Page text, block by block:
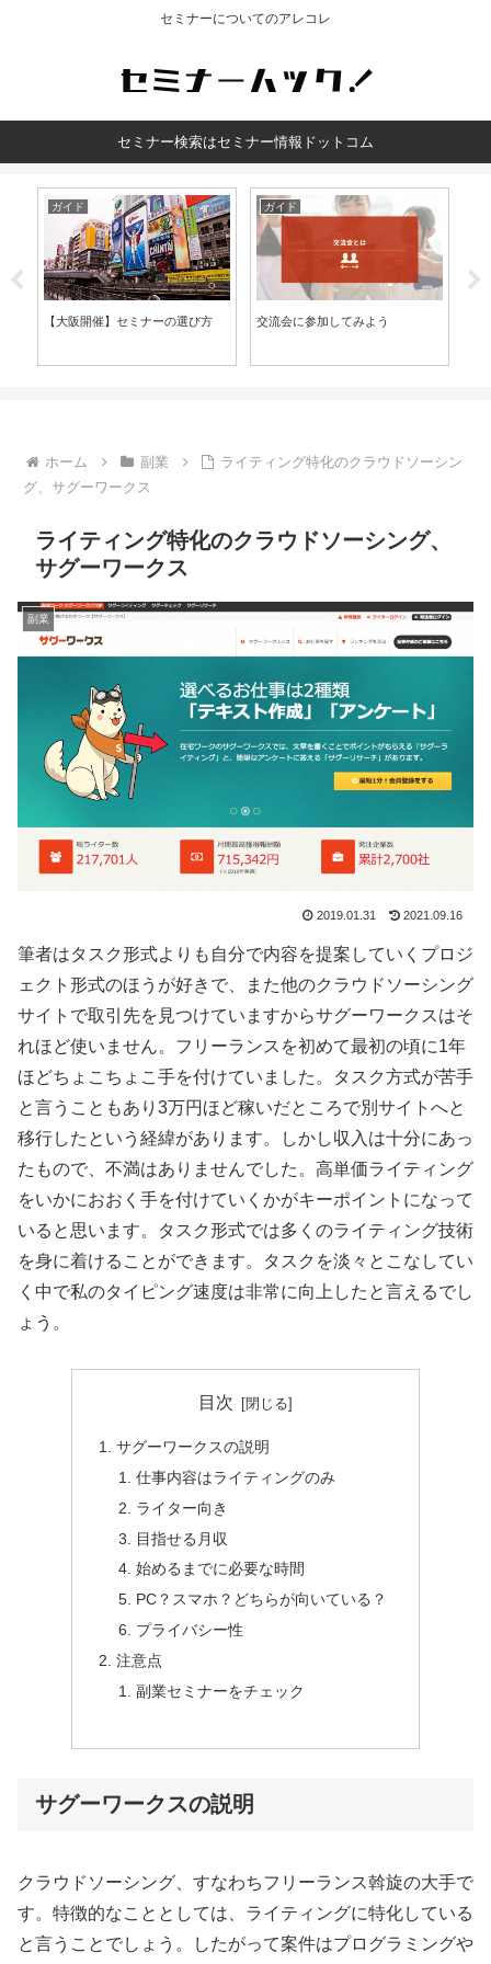
セミナーについてのアレコレ
セミナー検索はセミナー情報ドットコム
ガイド
【大阪開催】セミナーの選び方
ガイド
交流会に参加してみよう
ホーム 副業
ライティング特化のクラウドソーシン
グ、サグーワークス
ライティング特化のクラウドソーシング、
サグーワークス
副業
2019.01.31 2021.09.16
筆者はタスク形式よりも自分で内容を提案していくプロジ
ェクト形式のほうが好きで、また他のクラウドソーシング
サイトで取引先を見つけていますからサグーワークスはそ
れほど使いません。フリーランスを初めて最初の頃に1年
ほどちょこちょこ手を付けていました。タスク方式が苦手
と言うこともあり3万円ほど稼いだところで別サイトへと
移行したという経緯があります。しかし収入は十分にあっ
たもので、不満はありませんでした。高単価ライティング
をいかにおおく手を付けていくかがキーポイントになって
いると思います。タスク形式では多くのライティング技術
を身に着けることができます。タスクを淡々とこなしてい
く中で私のタイピング速度は非常に向上したと言えるでし
ょう。
目次
サグーワークスの説明
仕事内容はライティングのみ
ライター向き
目指せる月収
始めるまでに必要な時間
PC？スマホ？どちらが向いている？
プライバシー性
注意点
副業セミナーをチェック
サグーワークスの説明
クラウドソーシング、すなわちフリーランス斡旋の大手で
す。特徴的なこととしては、ライティングに特化している
と言うことでしょう。したがって案件はプログラミングや